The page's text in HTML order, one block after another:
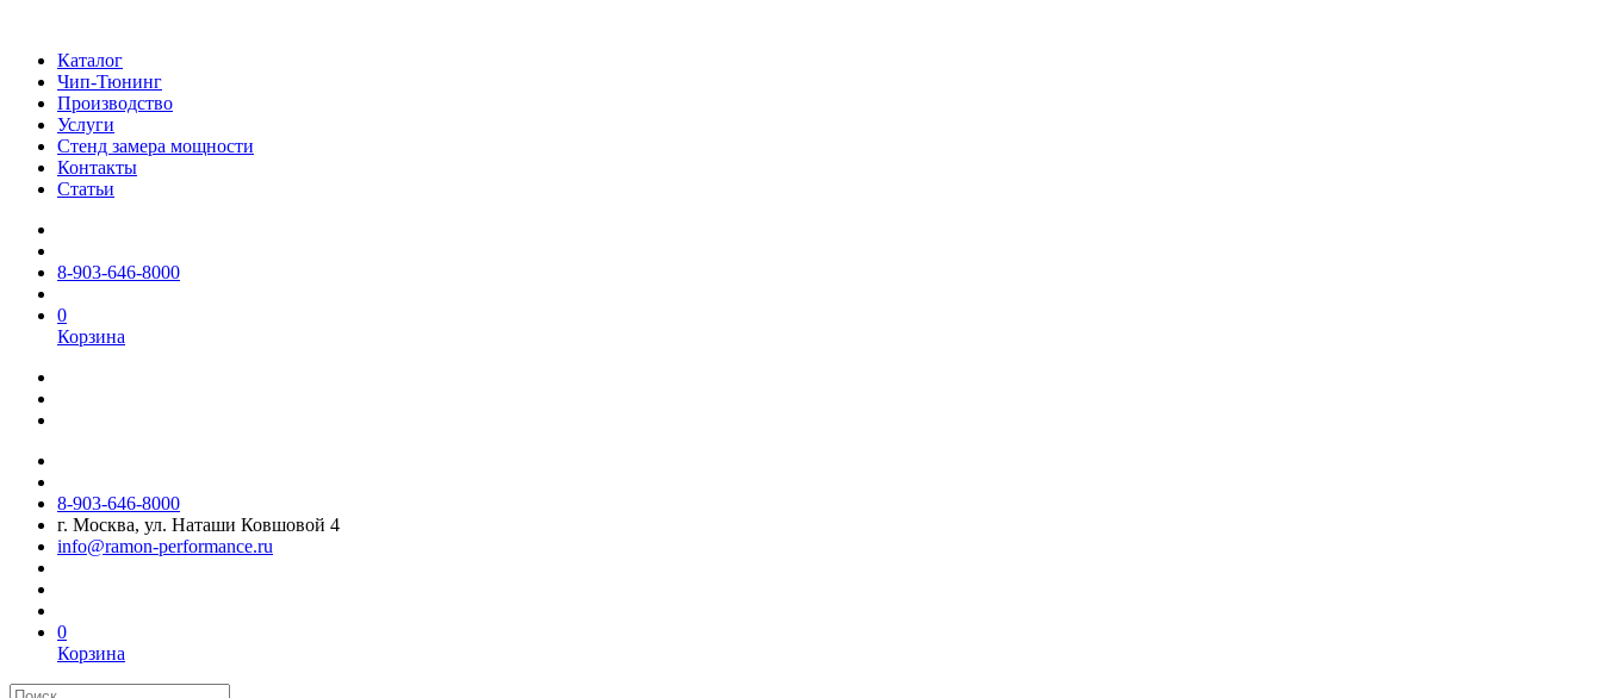
Каталог
Чип-Тюнинг
Производство
Услуги
Стенд замера мощности
Контакты
Статьи
8-903-646-8000
0
Корзина
8-903-646-8000
г. Москва, ул. Наташи Ковшовой 4
info@ramon-performance.ru
0
Корзина